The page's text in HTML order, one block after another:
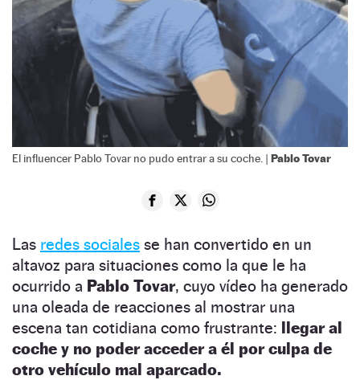
El influencer Pablo Tovar no pudo entrar a su coche. | Pablo Tovar
Las redes sociales se han convertido en un
altavoz para situaciones como la que le ha
ocurrido a Pablo Tovar, cuyo vídeo ha generado
una oleada de reacciones al mostrar una
escena tan cotidiana como frustrante: llegar al
coche y no poder acceder a él por culpa de
otro vehículo mal aparcado.